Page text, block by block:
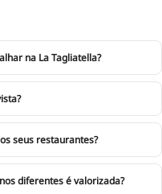
na La Tagliatella?
seus restaurantes?
diferentes é valorizada?